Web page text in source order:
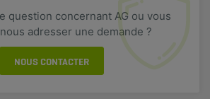
question concernant AG ou vous
adresser une demande ?
NOUS CONTACTER